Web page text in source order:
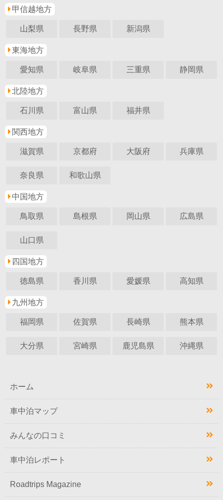
甲信越地方
山梨県 長野県 新潟県
東海地方
愛知県 岐阜県 三重県 静岡県
北陸地方
石川県 富山県 福井県
関西地方
滋賀県 京都府 大阪府 兵庫県
奈良県 和歌山県
中国地方
鳥取県 島根県 岡山県 広島県
山口県
四国地方
徳島県 香川県 愛媛県 高知県
九州地方
福岡県 佐賀県 長崎県 熊本県
大分県 宮崎県 鹿児島県 沖縄県
ホーム
車中泊マップ
みんなの口コミ
車中泊レポート
Roadtrips Magazine